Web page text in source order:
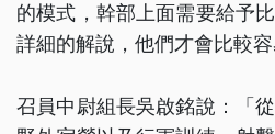
的模式，幹部上面需要給予
詳細的解說，他們才會比較容
召員中尉組長吳啟銘說：「